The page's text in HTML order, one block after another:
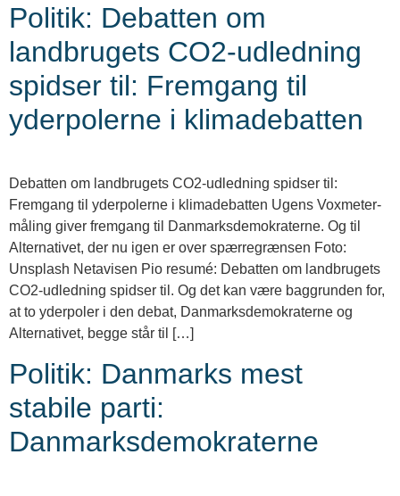
Politik: Debatten om
landbrugets CO2-udledning
spidser til: Fremgang til
yderpolerne i klimadebatten
Debatten om landbrugets CO2-udledning spidser til:
Fremgang til yderpolerne i klimadebatten Ugens Voxmeter-
måling giver fremgang til Danmarksdemokraterne. Og til
Alternativet, der nu igen er over spærregrænsen Foto:
Unsplash Netavisen Pio resumé: Debatten om landbrugets
CO2-udledning spidser til. Og det kan være baggrunden for,
at to yderpoler i den debat, Danmarksdemokraterne og
Alternativet, begge står til […]
Politik: Danmarks mest
stabile parti:
Danmarksdemokraterne